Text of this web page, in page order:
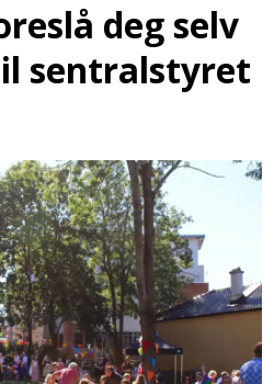
deg selv
sentralstyret